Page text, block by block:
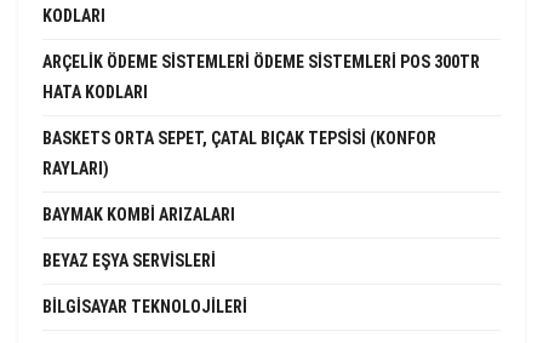
KODLARI
ARÇELIK ÖDEME SISTEMLERI ÖDEME SISTEMLERI POS 300TR
HATA KODLARI
BASKETS ORTA SEPET, ÇATAL BIÇAK TEPSISI (KONFOR
RAYLARI)
BAYMAK KOMBI ARIZALARI
BEYAZ EŞYA SERVISLERI
BILGISAYAR TEKNOLOJILERI